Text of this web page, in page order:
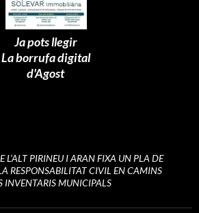
Ja pots llegir
La borrufa digital
d'Agost
L’ALT PIRINEU I ARAN FIXA UN PLA DE
RESPONSABILITAT CIVIL EN CAMINS
INVENTARIS MUNICIPALS